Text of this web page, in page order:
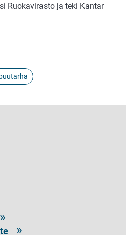
Ruokavirasto ja teki Kantar